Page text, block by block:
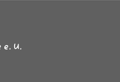
e. U.